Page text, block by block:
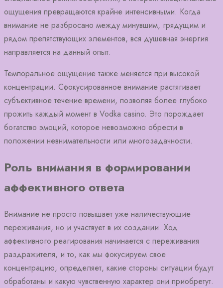
ощущения превращаются крайне интенсивными. Когда
внимание не разбросано между минувшим, грядущим и
рядом препятствующих элементов, вся душевная энергия
направляется на данный опыт.
Темпоральное ощущение также меняется при высокой
концентрации. Сфокусированное внимание растягивает
субъективное течение времени, позволяя более глубоко
прожить каждый момент в Vodka casino. Это порождает
богатство эмоций, которое невозможно обрести в
положении невнимательности или многозадачности.
Роль внимания в формировании
аффективного ответа
Внимание не просто повышает уже наличествующие
переживания, но и участвует в их создании. Ход
аффективного реагирования начинается с переживания
раздражителя, и то, как мы фокусируем свое
концентрацию, определяет, какие стороны ситуации будут
обработаны и какую чувственную характер они приобретут.